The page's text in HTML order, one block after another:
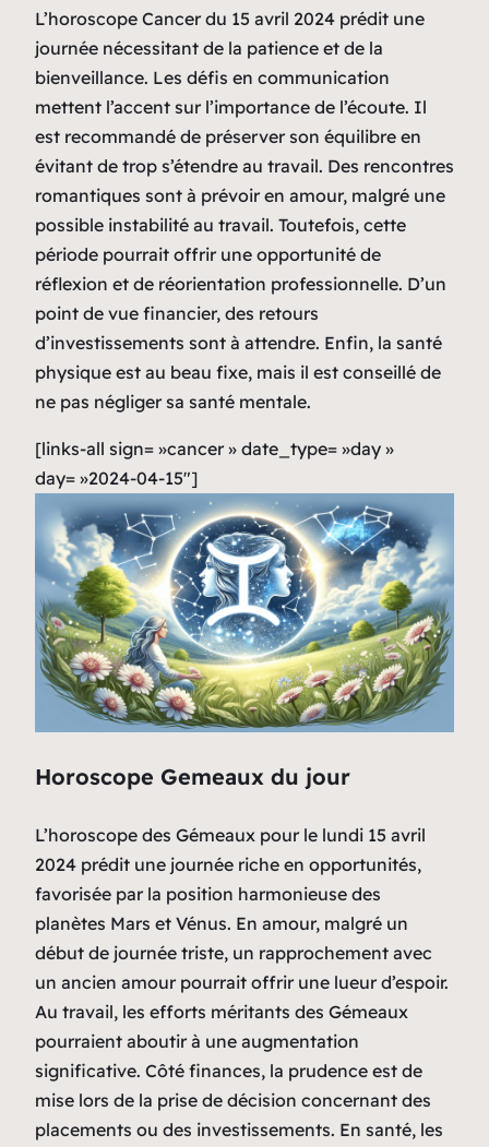
L’horoscope Cancer du 15 avril 2024 prédit une
journée nécessitant de la patience et de la
bienveillance. Les défis en communication
mettent l’accent sur l’importance de l’écoute. Il
est recommandé de préserver son équilibre en
évitant de trop s’étendre au travail. Des rencontres
romantiques sont à prévoir en amour, malgré une
possible instabilité au travail. Toutefois, cette
période pourrait offrir une opportunité de
réflexion et de réorientation professionnelle. D’un
point de vue financier, des retours
d’investissements sont à attendre. Enfin, la santé
physique est au beau fixe, mais il est conseillé de
ne pas négliger sa santé mentale.
[links-all sign= »cancer » date_type= »day »
day= »2024-04-15″]
Horoscope Gemeaux du jour
L’horoscope des Gémeaux pour le lundi 15 avril
2024 prédit une journée riche en opportunités,
favorisée par la position harmonieuse des
planètes Mars et Vénus. En amour, malgré un
début de journée triste, un rapprochement avec
un ancien amour pourrait offrir une lueur d’espoir.
Au travail, les efforts méritants des Gémeaux
pourraient aboutir à une augmentation
significative. Côté finances, la prudence est de
mise lors de la prise de décision concernant des
placements ou des investissements. En santé, les